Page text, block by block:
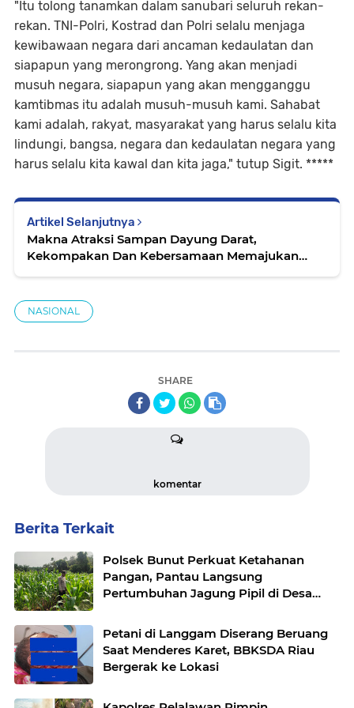
"Itu tolong tanamkan dalam sanubari seluruh rekan-
rekan. TNI-Polri, Kostrad dan Polri selalu menjaga
kewibawaan negara dari ancaman kedaulatan dan
siapapun yang merongrong. Yang akan menjadi
musuh negara, siapapun yang akan mengganggu
kamtibmas itu adalah musuh-musuh kami. Sahabat
kami adalah, rakyat, masyarakat yang harus selalu kita
lindungi, bangsa, negara dan kedaulatan negara yang
harus selalu kita kawal dan kita jaga," tutup Sigit. *****
Artikel Selanjutnya
Makna Atraksi Sampan Dayung Darat,
Kekompakan Dan Kebersamaan Memajukan
NASIONAL
SHARE
komentar
Berita Terkait
Polsek Bunut Perkuat Ketahanan
Pangan, Pantau Langsung
Pertumbuhan Jagung Pipil di Desa
Petani di Langgam Diserang Beruang
Saat Menderes Karet, BBKSDA Riau
Bergerak ke Lokasi